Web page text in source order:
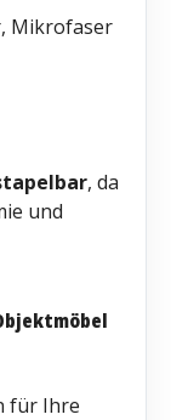
Mikrofaser
, da
und
für Ihre